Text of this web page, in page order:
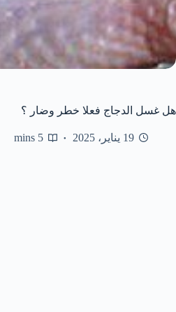
هل غسل الدجاج فعلا خطر وضار ؟
19 يناير، 2025 5 mins